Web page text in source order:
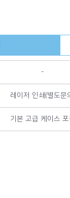
-
레이저 인쇄(별도문
기본 고급 케이스